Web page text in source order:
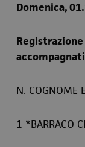
Domenica,
N. COGNOME
1 *BARRACO